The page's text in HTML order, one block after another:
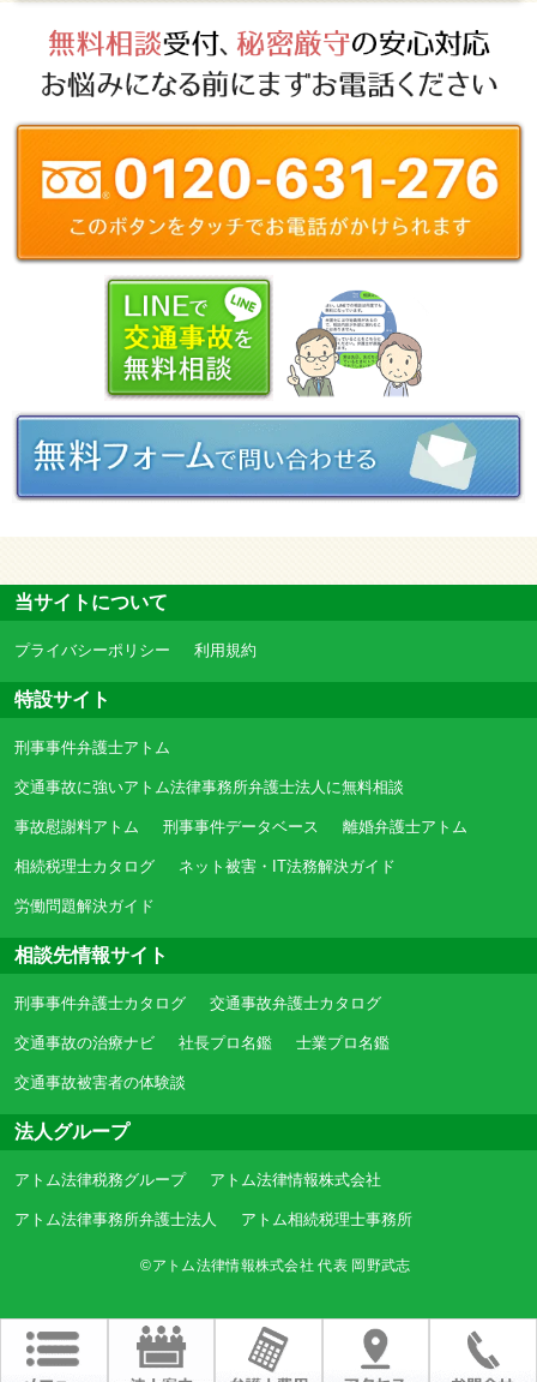
当サイトについて
プライバシーポリシー 利用規約
特設サイト
刑事事件弁護士アトム
交通事故に強いアトム法律事務所弁護士法人に無料相談
事故慰謝料アトム 刑事事件データベース 離婚弁護士アトム
相続税理士カタログ ネット被害・IT法務解決ガイド
労働問題解決ガイド
相談先情報サイト
刑事事件弁護士カタログ 交通事故弁護士カタログ
交通事故の治療ナビ 社長プロ名鑑 士業プロ名鑑
交通事故被害者の体験談
法人グループ
アトム法律税務グループ アトム法律情報株式会社
アトム法律事務所弁護士法人 アトム相続税理士事務所
©アトム法律情報株式会社 代表 岡野武志